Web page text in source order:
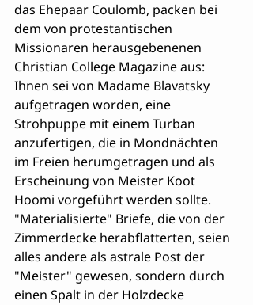
das Ehepaar Coulomb, packen bei
dem von protestantischen
Missionaren herausgebenenen
Christian College Magazine aus:
Ihnen sei von Madame Blavatsky
aufgetragen worden, eine
Strohpuppe mit einem Turban
anzufertigen, die in Mondnächten
im Freien herumgetragen und als
Erscheinung von Meister Koot
Hoomi vorgeführt werden sollte.
"Materialisierte" Briefe, die von der
Zimmerdecke herabflatterten, seien
alles andere als astrale Post der
"Meister" gewesen, sondern durch
einen Spalt in der Holzdecke